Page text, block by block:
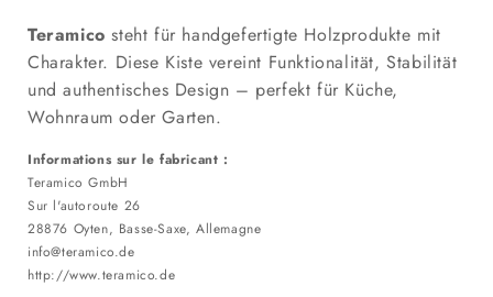
Teramico steht für handgefertigte Holzprodukte mit
Charakter. Diese Kiste vereint Funktionalität, Stabilität
und authentisches Design – perfekt für Küche,
Wohnraum oder Garten.
Informations sur le fabricant :
Teramico GmbH
Sur l'autoroute 26
28876 Oyten, Basse-Saxe, Allemagne
info@teramico.de
http://www.teramico.de